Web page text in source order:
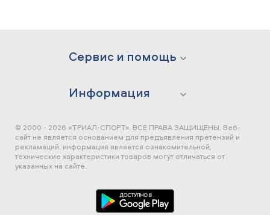
Сервис и помощь
Информация
© 2000 - 2026 «ТРИАЛ-СПОРТ». ВСЕ ПРАВА ЗАЩИЩЕНЫ. Веб-
сайт не является основанием для предъявления претензий и
рекламаций, информация является ознакомительной,
технические характеристики товаров могут отличаться от
указанных на сайте.